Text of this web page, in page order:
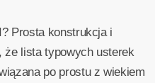
Prosta konstrukcja i
że lista typowych usterek
po prostu z wiekiem